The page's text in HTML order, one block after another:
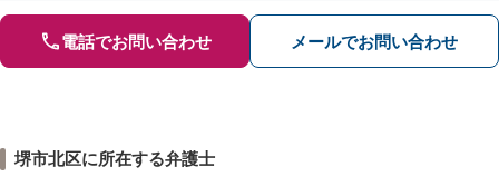
電話でお問い合わせ メールでお問い合わせ
堺市北区に所在する弁護士